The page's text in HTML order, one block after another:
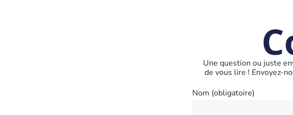
Une question ou juste
de vous lire ! Envoyez-
Nom (obligatoire)